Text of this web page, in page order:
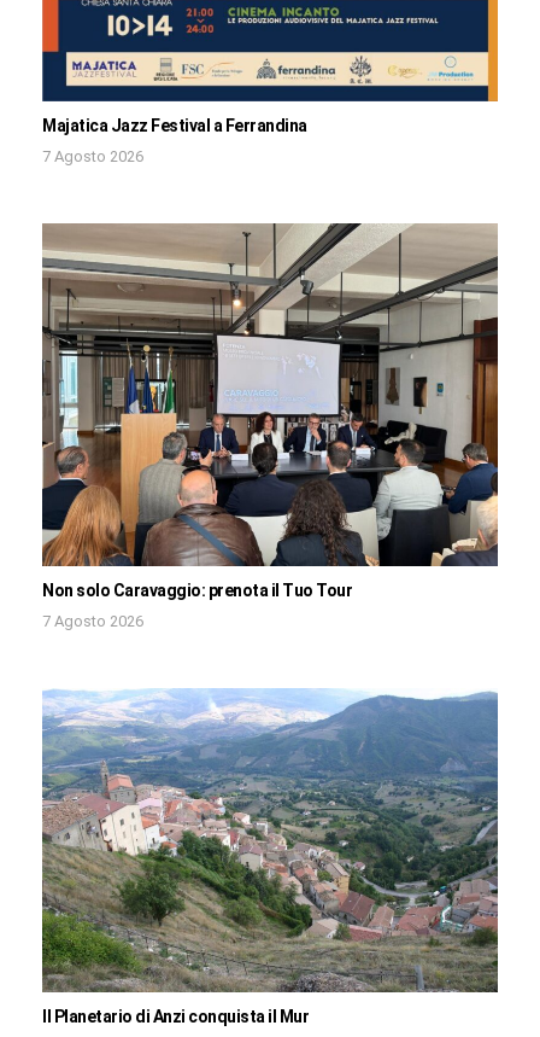
Majatica Jazz Festival a Ferrandina
7 Agosto 2026
Non solo Caravaggio: prenota il Tuo Tour
7 Agosto 2026
Il Planetario di Anzi conquista il Mur